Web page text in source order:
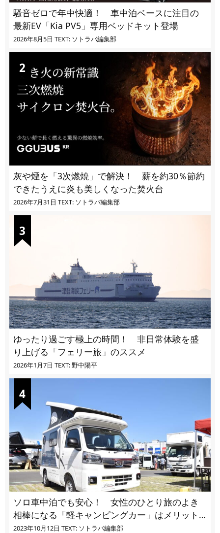
騒音ゼロで年中快適！ 車中泊ベースに注目の
最新EV「Kia PV5」専用ベッドキット登場
2026年8月5日 TEXT: ソトラバ編集部
灰や煙を「3次燃焼」で解決！ 薪を約30％節約
できたうえに炎も美しくなった焚火台
2026年7月31日 TEXT: ソトラバ編集部
ゆったり過ごす極上の時間！ 非日常体験を盛
り上げる「フェリー旅」のススメ
2026年1月7日 TEXT: 野中陽平
ソロ車中泊でも安心！ 女性のひとり旅のよき
相棒になる「軽キャンピングカー」はメリット
ばかり
2023年10月12日 TEXT: ソトラバ編集部